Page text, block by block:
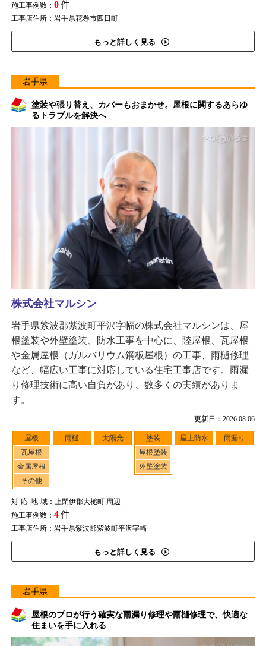
施工事例数： 0件
工事店住所：岩手県花巻市四日町
もっと詳しく見る
岩手県
塗装や張り替え、カバーもおまかせ。屋根に関するあらゆ
るトラブルを解決へ
更新日：2026.08.06
屋根
瓦屋根
金属屋根
その他
雨樋 太陽光
塗装
屋根塗装
外壁塗装
屋上防水 雨漏り
対応地域：上閉伊郡大槌町 周辺
施工事例数： 4件
工事店住所：岩手県紫波郡紫波町平沢字幅
もっと詳しく見る
株式会社マルシン
岩手県紫波郡紫波町平沢字幅の株式会社マルシンは、屋
根塗装や外壁塗装、防水工事を中心に、陸屋根、瓦屋根
や金属屋根（ガルバリウム鋼板屋根）の工事、雨樋修理
など、幅広い工事に対応している住宅工事店です。雨漏
り修理技術に高い自負があり、数多くの実績がありま
す。
岩手県
屋根のプロが行う確実な雨漏り修理や雨樋修理で、快適な
住まいを手に入れる